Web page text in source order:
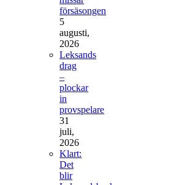
försäsongen
5
augusti,
2026
Leksands
drag
–
plockar
in
provspelare
31
juli,
2026
Klart:
Det
blir